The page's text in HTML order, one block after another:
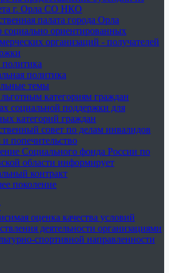
г. Орла СО НКО
палата города Орла
социально ориентированных
организаций - получателей
политика
темы
категориям граждан
социальной поддержки для
категорий граждан
совет по делам инвалидов
попечительство
Социального фонда России по
области информирует
контракт
поколение
оценка качества условий
деятельности организациями
спортивной направленности